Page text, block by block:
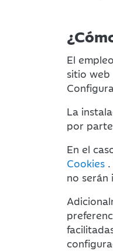
El
sitio
La
por
En el
Cookies
no serán